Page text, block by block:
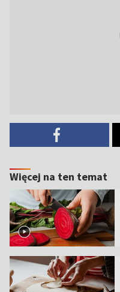
Więcej na ten temat